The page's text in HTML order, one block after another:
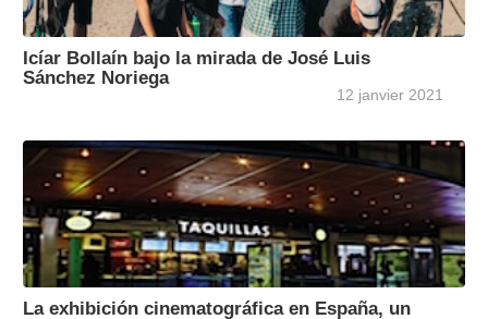
Icíar Bollaín bajo la mirada de José Luis
Sánchez Noriega
12 janvier 2021
La exhibición cinematográfica en España, un